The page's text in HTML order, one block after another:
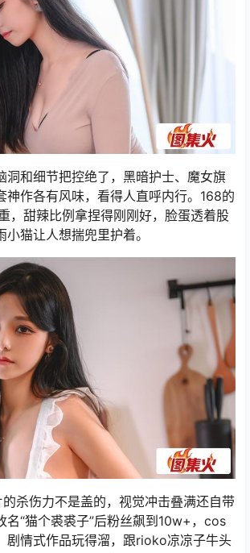
洞和细节把控绝了，黑暗护士、魔女旗
神作各有风味，看得人直呼内行。168的
，甜辣比例拿捏得刚刚好，脸蛋透着股
猫让人想揣兜里护着。
杀伤力不是盖的，视觉冲击叠满还自带
名“猫个裘裘子”后粉丝飙到10w+，cos
剧情式作品玩得溜，跟rioko凉凉子牛头